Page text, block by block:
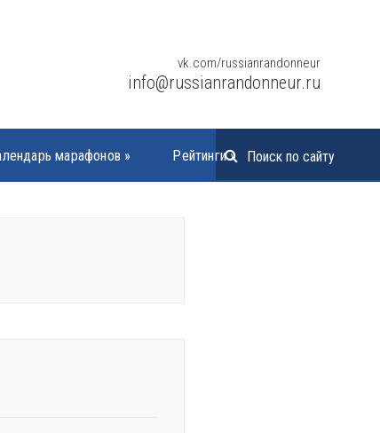
vk.com/russianrandonneur
info@russianrandonneur.ru
марафонов » Рейтинги»